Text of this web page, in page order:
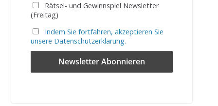
Rätsel- und Gewinnspiel Newsletter
(Freitag)
Indem Sie fortfahren, akzeptieren Sie
unsere Datenschutzerklärung.